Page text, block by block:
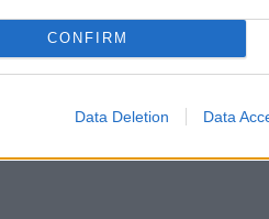
CONFIRM
Data Deletion Data